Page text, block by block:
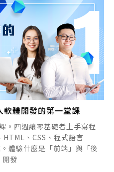
體開發的第一堂課
。四週讓零基礎者上手寫程
、CSS、程式語言
體驗什麼是「前端」與「後
開發